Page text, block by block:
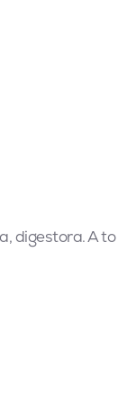
digestora. A